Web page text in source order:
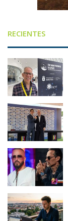
RECIENTES